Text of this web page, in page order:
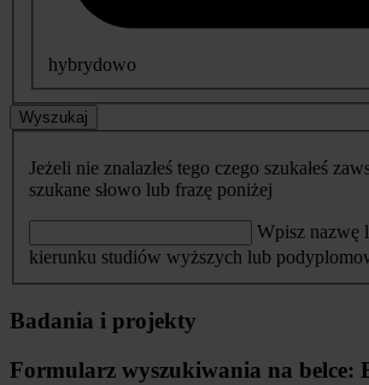
hybrydowo
Wyszukaj
Jeżeli nie znalazłeś tego czego szukałeś
szukane słowo lub frazę poniżej
Wpisz nazwę
kierunku studiów wyższych lub
Badania i projekty
Formularz wyszukiwania na belce: